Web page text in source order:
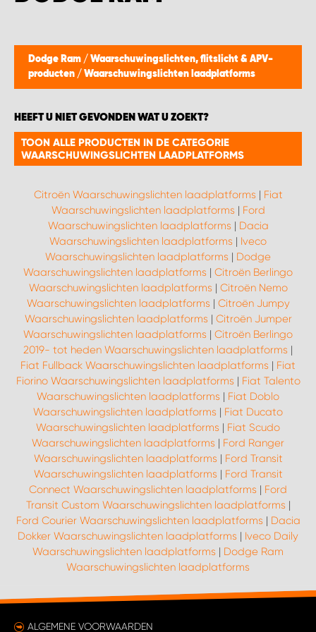
Dodge Ram / Waarschuwingslichten, flitslicht & APV-
producten / Waarschuwingslichten laadplatforms
HEEFT U NIET GEVONDEN WAT U ZOEKT?
TOON ALLE PRODUCTEN IN DE CATEGORIE
WAARSCHUWINGSLICHTEN LAADPLATFORMS
Citroën Waarschuwingslichten laadplatforms | Fiat
Waarschuwingslichten laadplatforms | Ford
Waarschuwingslichten laadplatforms | Dacia
Waarschuwingslichten laadplatforms | Iveco
Waarschuwingslichten laadplatforms | Dodge
Waarschuwingslichten laadplatforms | Citroën Berlingo
Waarschuwingslichten laadplatforms | Citroën Nemo
Waarschuwingslichten laadplatforms | Citroën Jumpy
Waarschuwingslichten laadplatforms | Citroën Jumper
Waarschuwingslichten laadplatforms | Citroën Berlingo
2019- tot heden Waarschuwingslichten laadplatforms |
Fiat Fullback Waarschuwingslichten laadplatforms | Fiat
Fiorino Waarschuwingslichten laadplatforms | Fiat Talento
Waarschuwingslichten laadplatforms | Fiat Doblo
Waarschuwingslichten laadplatforms | Fiat Ducato
Waarschuwingslichten laadplatforms | Fiat Scudo
Waarschuwingslichten laadplatforms | Ford Ranger
Waarschuwingslichten laadplatforms | Ford Transit
Waarschuwingslichten laadplatforms | Ford Transit
Connect Waarschuwingslichten laadplatforms | Ford
Transit Custom Waarschuwingslichten laadplatforms |
Ford Courier Waarschuwingslichten laadplatforms | Dacia
Dokker Waarschuwingslichten laadplatforms | Iveco Daily
Waarschuwingslichten laadplatforms | Dodge Ram
Waarschuwingslichten laadplatforms
ALGEMENE VOORWAARDEN
WORK SYSTEM BEST
WORK SYSTEM ELST
WORK SYSTEM GORREDIJK
WORK SYSTEM GRONINGEN
WORK SYSTEM HARDERWIJK
WORK SYSTEM HARMELEN
WORK SYSTEM HARTWERD
WORK SYSTEM HEERLEN
WORK SYSTEM KOOTWIJKERBROEK
WORK SYSTEM LOPIK AUTOSERVICE BENSCHOP
WORK SYSTEM LOPIK GARAGE STUIVENBERG
WORK SYSTEM NIEUWEGEIN
WORK SYSTEM NIEUWERKERK AAN DEN IJSSEL
WORK SYSTEM OOSTERHOUT
WORK SYSTEM RIDDERKERK